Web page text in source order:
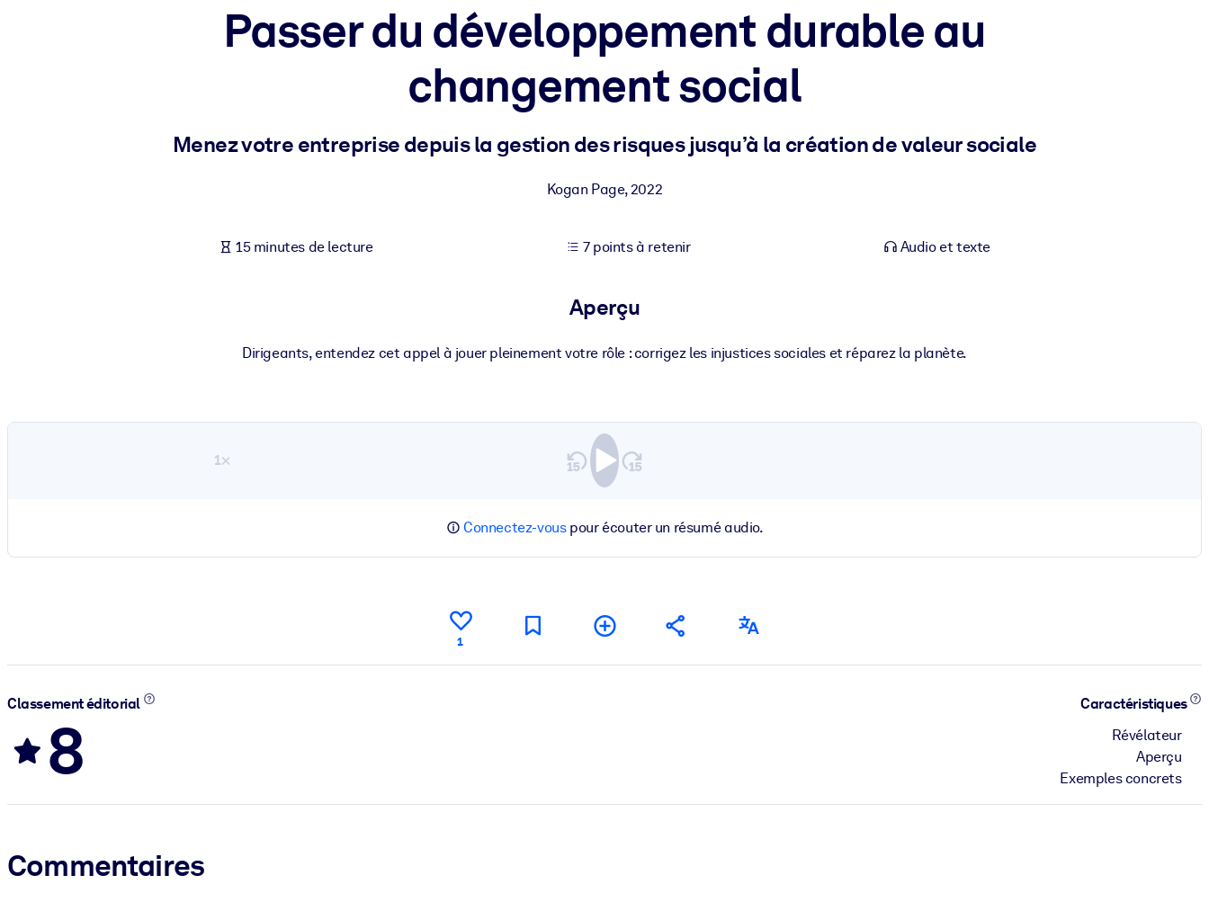
Intégrez des connaissances vérifiées et concises dans votre LMS/LXP pour de meilleurs résultats d'apprentissage.
Alimentez vos systèmes d'IA avec des connaissances fiables et structurées pour améliorer les résultats.
Passer du développement durable au
changement social
Menez votre entreprise depuis la gestion des risques jusqu’à la création de valeur sociale
Kogan Page,2022
15 minutes de lecture 7 points à retenir Audio et texte
Aperçu
Dirigeants, entendez cet appel à jouer pleinement votre rôle : corrigez les injustices sociales et réparez la planète.
1×
Connectez-vouspour écouter un résumé audio.
1
Classement éditorial
8
Caractéristiques
Révélateur
Aperçu
Exemples concrets
Commentaires